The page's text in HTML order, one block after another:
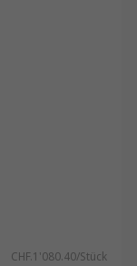
CHF.1'080.40/Stück